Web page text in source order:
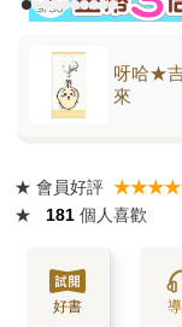
呀哈★
來
★ 會員好評 ★★★★★
★
181 個人喜歡
好書